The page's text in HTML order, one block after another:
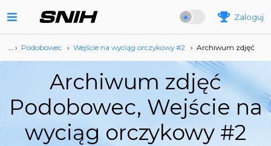
Zaloguj
… › Podobowec › Wejście na wyciąg orczykowy #2 › Archiwum zdjęć
Archiwum zdjęć
Podobowec, Wejście na
wyciąg orczykowy #2